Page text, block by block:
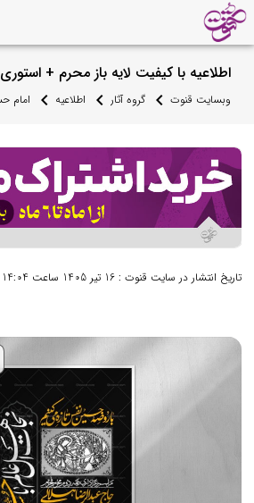
اطلاعیه با کیفیت لایه باز محرم +
وبسایت قنوت گروه آثار اطلاعیه امام
تاریخ انتشار در سایت قنوت : 16 تیر 1405 ساعت 14:04